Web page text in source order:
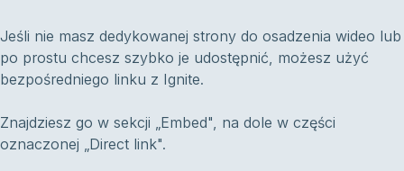
Jeśli nie masz dedykowanej strony do osadzenia wideo lub
po prostu chcesz szybko je udostępnić, możesz użyć
bezpośredniego linku z Ignite.
Znajdziesz go w sekcji „Embed", na dole w części
oznaczonej „Direct link".